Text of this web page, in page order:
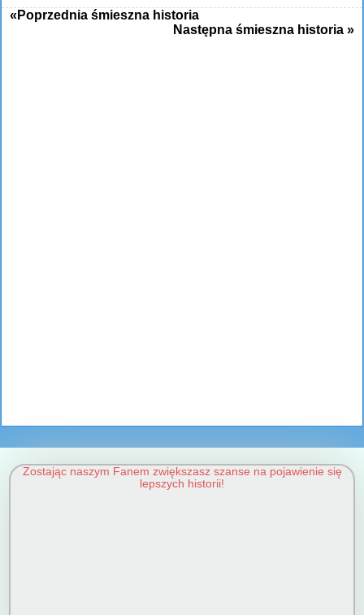
«Poprzednia śmieszna historia
Następna śmieszna historia »
Zostając naszym Fanem zwiększasz szanse na pojawienie się
lepszych historii!